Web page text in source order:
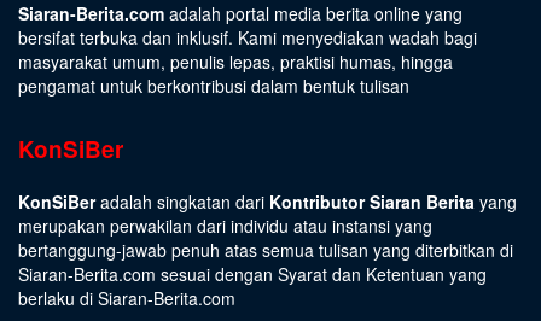
Siaran-Berita.com adalah portal media berita online yang
bersifat terbuka dan inklusif. Kami menyediakan wadah bagi
masyarakat umum, penulis lepas, praktisi humas, hingga
pengamat untuk berkontribusi dalam bentuk tulisan
KonSiBer
KonSiBeradalah singkatan dari Kontributor Siaran Berita yang
merupakan perwakilan dari individu atau instansi yang
bertanggung-jawab penuh atas semua tulisan yang diterbitkan di
Siaran-Berita.com sesuai dengan Syarat dan Ketentuan yang
berlaku di Siaran-Berita.com